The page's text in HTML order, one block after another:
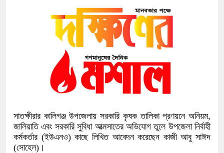
সাতক্ষীরার কালিগঞ্জ উপজেলায় সরকারি কৃষক তালিকা প্রণয়নে অনিয়ম,
জালিয়াতি এবং সরকারি সুবিধা আত্মসাতের অভিযোগ তুলে উপজেলা নির্বাহী
কর্মকর্তার (ইউএনও) কাছে লিখিত আবেদন করেছেন কাজী আবু সাঈদ
(সোহেল)।